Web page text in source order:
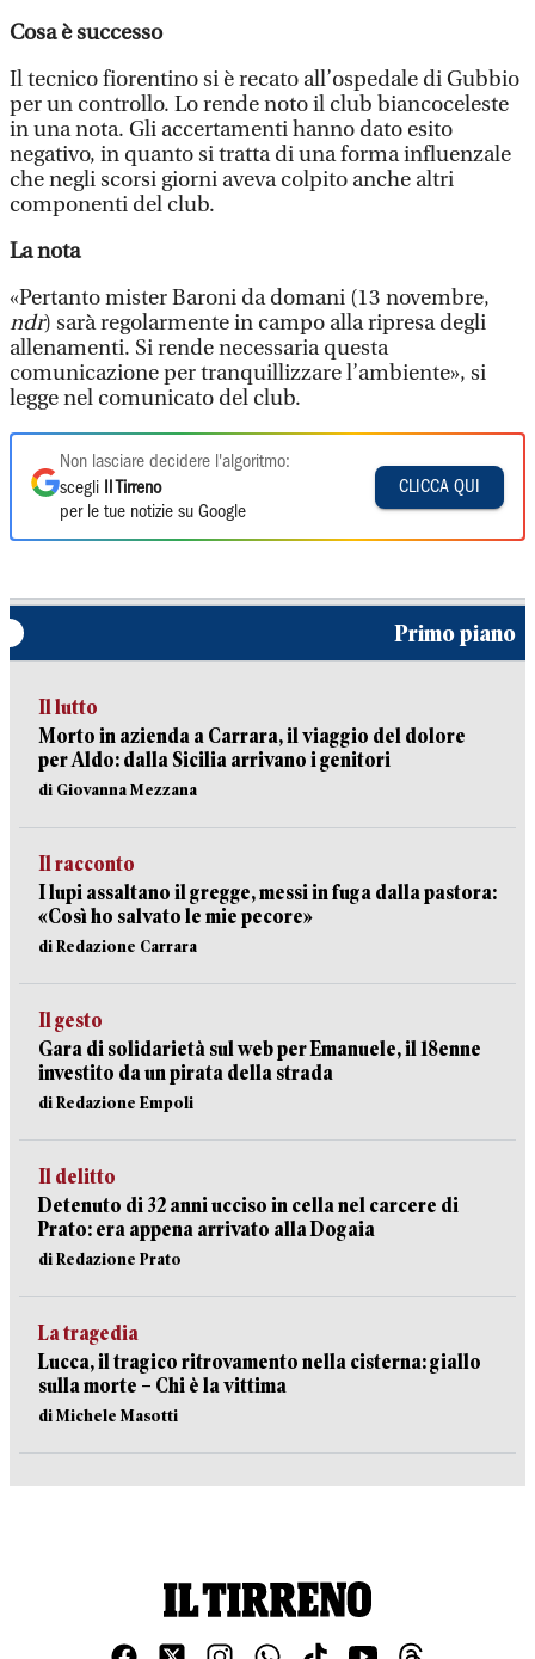
Cosa è successo
Il tecnico fiorentino si è recato all’ospedale di Gubbio
per un controllo. Lo rende noto il club biancoceleste
in una nota. Gli accertamenti hanno dato esito
negativo, in quanto si tratta di una forma influenzale
che negli scorsi giorni aveva colpito anche altri
componenti del club.
La nota
«Pertanto mister Baroni da domani (13 novembre,
ndr) sarà regolarmente in campo alla ripresa degli
allenamenti. Si rende necessaria questa
comunicazione per tranquillizzare l’ambiente», si
legge nel comunicato del club.
Non lasciare decidere l'algoritmo:
scegli
Il Tirreno
per le tue notizie su Google
CLICCA QUI
Primo piano
Il lutto
Morto in azienda a Carrara, il viaggio del dolore
per Aldo: dalla Sicilia arrivano i genitori
di Giovanna Mezzana
Il racconto
I lupi assaltano il gregge, messi in fuga dalla pastora:
«Così ho salvato le mie pecore»
di Redazione Carrara
Il gesto
Gara di solidarietà sul web per Emanuele, il 18enne
investito da un pirata della strada
di Redazione Empoli
Il delitto
Detenuto di 32 anni ucciso in cella nel carcere di
Prato: era appena arrivato alla Dogaia
di Redazione Prato
La tragedia
Lucca, il tragico ritrovamento nella cisterna: giallo
sulla morte – Chi è la vittima
di Michele Masotti